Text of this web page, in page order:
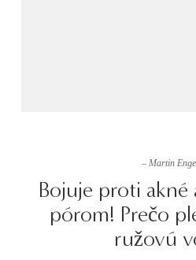
– Martin
Bojuje proti akné
pórom! Prečo
ružovú